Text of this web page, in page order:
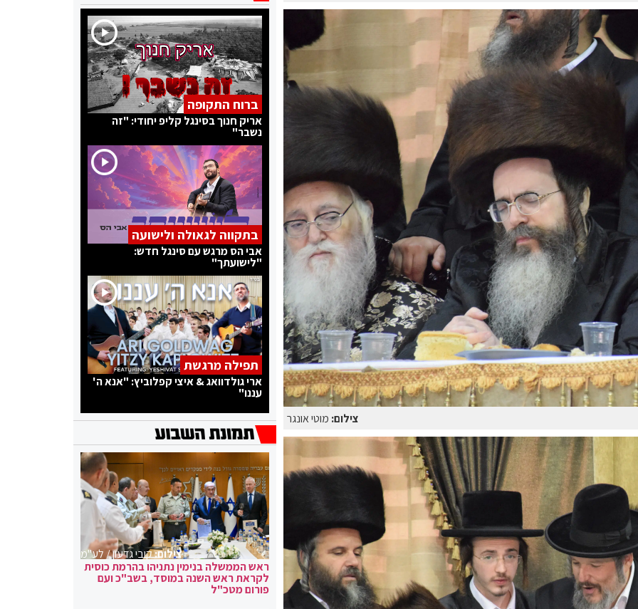
צילום: מוטי אונגר
ברוח התקופה
אריק חנוך בסינגל קליפ יחודי: "זה
נשבר"
בתקווה לגאולה ולישועה
אבי הס מרגש עם סינגל חדש:
"לישועתך"
תפילה מרגשת
ארי גולדוואג & איצי קפלוביץ: "אנא ה'
עננו"
צילום:קובי גדעון / לע"מ
ראש הממשלה בנימין נתניהו בהרמת כוסית
לקראת ראש השנה במוסד, בשב"כ ועם
פורום מטכ"ל